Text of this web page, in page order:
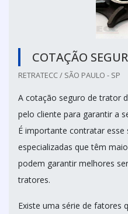
COTAÇÃO
RETRATECC / SÃO PAULO - SP
A cotação seguro de trator
pelo cliente para garantir a
É importante contratar esse
especializadas que têm
podem garantir melhores
tratores.
Existe uma série de fatores